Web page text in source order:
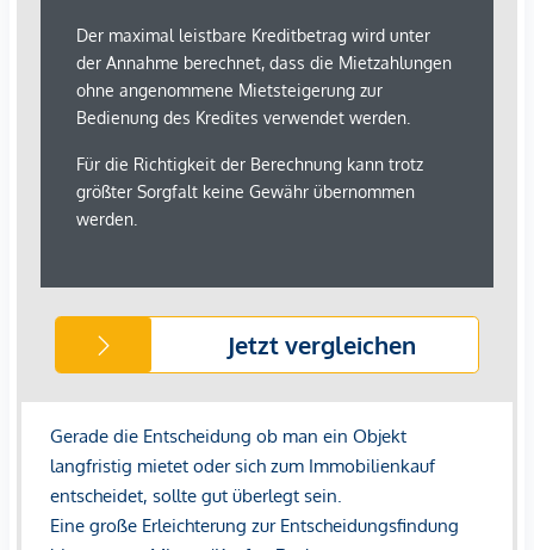
Supermarkt <500m
Bäckerei <500m
Einkaufszentrum <1.000m
Geldautomat <500m
Bank <500m
Bus <500m
Bahnhof <500m
Autobahnanschluss <4.000m
Angaben Entfernung Luftlinie / Quelle: OpenStreetMap